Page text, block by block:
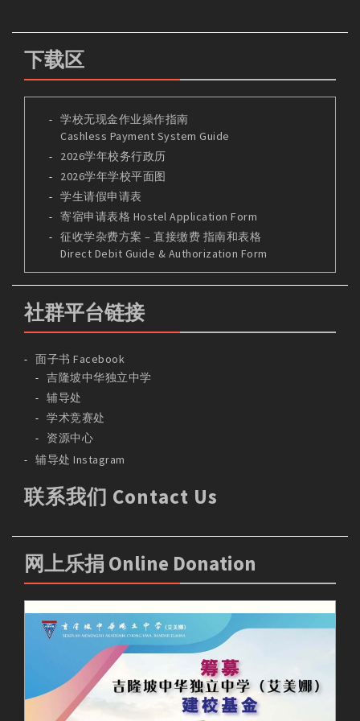
下载区
学校无现金作业操作指南
Cashless Payment System Guide
2026学年校务行政历
2026学年学校平面图
学生请假申请表
寄宿申请表格 Hostel Application Form
征收学杂费方案 – 直接缴费 指南和表格
Direct Debit Guide & Authorization Form
社群平台链接
面子书 Facebook
吉隆坡中华独立中学
辅导处
学术竞赛处
资源中心
辅导处 Instagram
联系我们 Contact Us
网上乐捐 Online Donation